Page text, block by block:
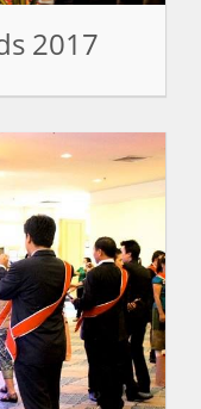
2017